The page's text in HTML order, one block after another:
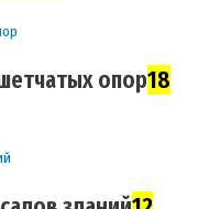
опор18